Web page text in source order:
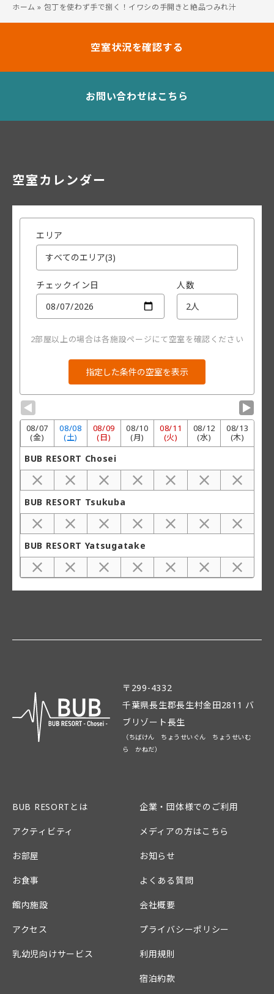
ホーム » 包丁を使わず手で捌く！イワシの手開きと絶品つみれ汁
空室状況を確認する
お問い合わせはこちら
空室カレンダー
エリア
チェックイン日 人数
2部屋以上の場合は各施設ページにて空室を確認ください
▼ ▼
08/07
(金)
08/08
(土)
08/09
(日)
08/10
(月)
08/11
(火)
08/12
(水)
08/13
(木)
BUB RESORT Chosei
BUB RESORT Tsukuba
BUB RESORT Yatsugatake
〒299-4332
千葉県長生郡長生村金田2811 バ
ブリゾート長生
（ちばけん ちょうせいぐん ちょうせいむ
ら かねだ）
BUB RESORTとは
アクティビティ
お部屋
お食事
館内施設
アクセス
乳幼児向けサービス
企業・団体様でのご利用
メディアの方はこちら
お知らせ
よくある質問
会社概要
プライバシーポリシー
利用規則
宿泊約款